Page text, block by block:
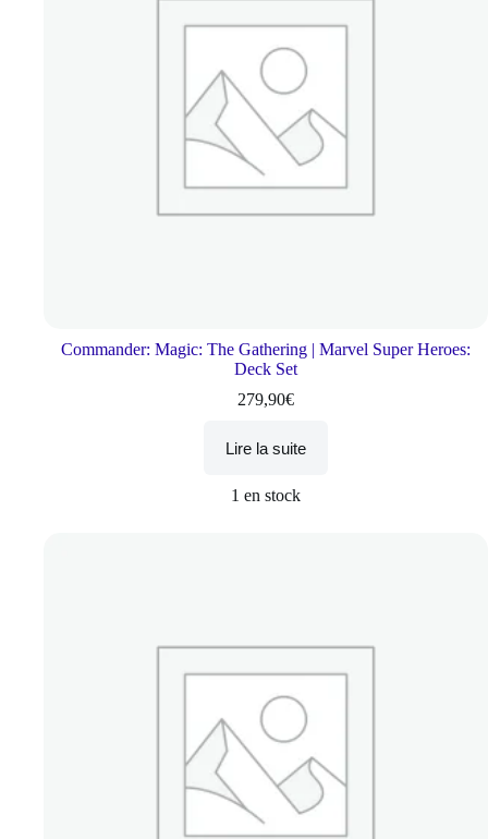
Commander: Magic: The Gathering | Marvel Super Heroes:
Deck Set
279,90€
Lire la suite
1 en stock